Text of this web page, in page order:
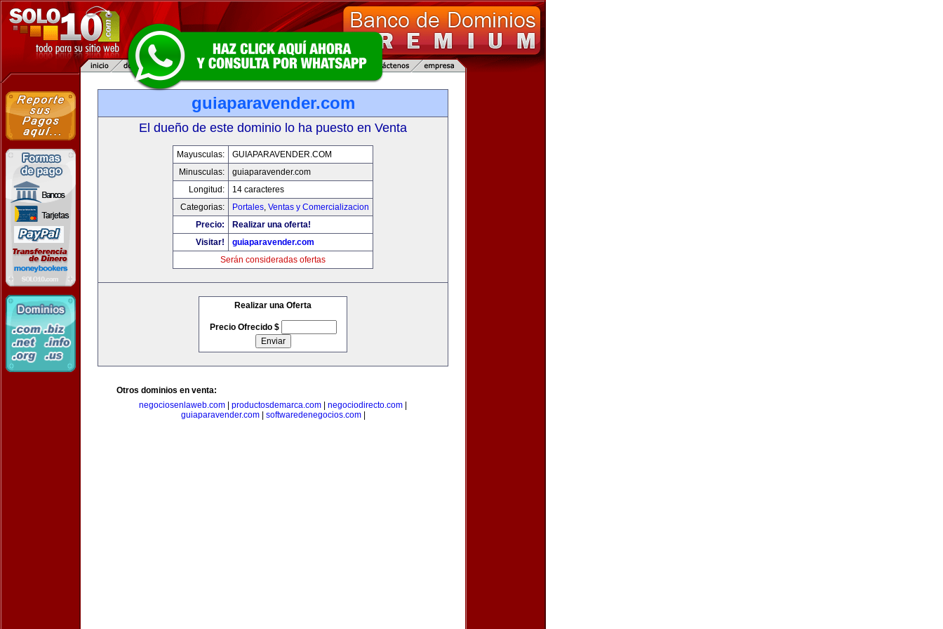
guiaparavender.com
El dueño de este dominio lo ha puesto en Venta
Mayusculas:
GUIAPARAVENDER.COM
Minusculas:
guiaparavender.com
Longitud:
14 caracteres
Categorias:
Portales, Ventas y Comercializacion
Precio:
Realizar una oferta!
Visitar!
guiaparavender.com
Serán consideradas ofertas
Realizar una Oferta
Precio Ofrecido $
Otros dominios en venta:
negociosenlaweb.com
productosdemarca.com negociodirecto.com
guiaparavender.com| softwaredenegocios.com|